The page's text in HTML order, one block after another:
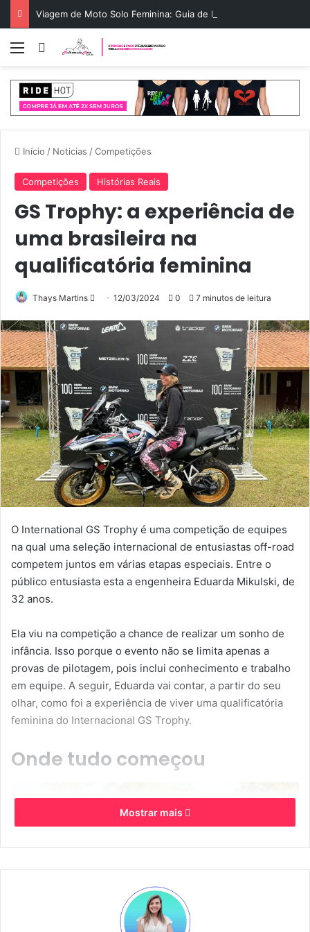
Menu Entrar
Início / Noticias /Competições
Competições Histórias Reais
GS Trophy: a experiência de
uma brasileira na
qualificatória feminina
Thays Martins
Mande
e-
12/03/2024 0 7 minutos de leitura
O International GS Trophy é uma competição de equipes
na qual uma seleção internacional de entusiastas off-road
competem juntos em várias etapas especiais. Entre o
público entusiasta esta a engenheira Eduarda Mikulski, de
32 anos.
Ela viu na competição a chance de realizar um sonho de
infância. Isso porque o evento não se limita apenas a
provas de pilotagem, pois inclui conhecimento e trabalho
em equipe. A seguir, Eduarda vai contar, a partir do seu
olhar, como foi a experiência de viver uma qualificatória
feminina do Internacional GS Trophy.
Onde tudo começou
Mostrar mais